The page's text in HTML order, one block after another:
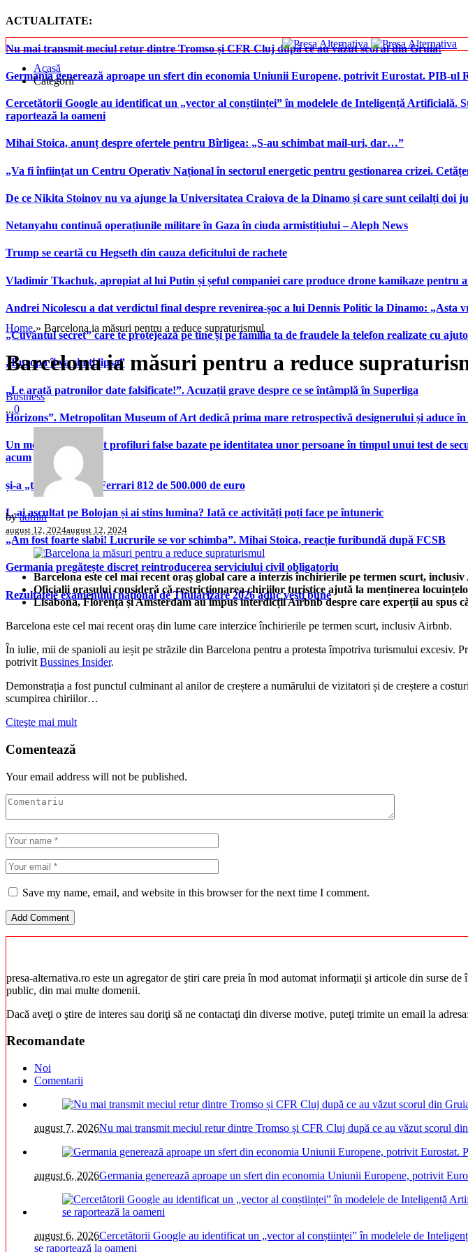
ACTUALITATE:
Nu mai transmit meciul retur dintre Tromso și CFR Cluj după ce au văzut scorul din Gruia!
Germania generează aproape un sfert din economia Uniunii Europene, potrivit Eurostat. PIB-ul
Cercetătorii Google au identificat un „vector al conștiinței” în modelele de Inteligență
raportează la oameni
Mihai Stoica, anunț despre ofertele pentru Bîrligea: „S-au schimbat mail-uri, dar…”
„Va fi înființat un Centru Operativ Național în sectorul energetic pentru gestionarea crizei.
De ce Nikita Stoinov nu va ajunge la Universitatea Craiova de la Dinamo și care sunt ceilalți doi
Netanyahu continuă operațiunile militare în Gaza în ciuda armistițiului – Aleph News
Trump se ceartă cu Hegseth din cauza deficitului de rachete
Vladimir Tkachuk, apropiat al lui Putin și șeful companiei care produce drone kamikaze pentru
Andrei Nicolescu a dat verdictul final despre revenirea-șoc a lui Dennis Politic la Dinamo: „Asta
„Cuvântul secret” care te protejează pe tine și pe familia ta de fraudele la telefon realizate cu
„Europa îi va simți lipsa”
„Le arată patronilor date falsificate!”. Acuzații grave despre ce se întâmplă în Superliga
Horizons”. Metropolitan Museum of Art dedică prima mare retrospectivă designerului și aduce
Un model A.I. a creat profiluri false bazate pe identitatea unor persoane în timpul unui test de
acum
și-a „tunat” bolidul Ferrari 812 de 500.000 de euro
L-ai ascultat pe Bolojan și ai stins lumina? Iată ce activități poți face pe întuneric
„Am fost foarte slabi! Lucrurile se vor schimba”. Mihai Stoica, reacție furibundă după FCSB
Germania pregătește discret reintroducerea serviciului civil obligatoriu
Rezultatele examenului național de Titularizare 2026 aduc vești bune
Acasă
Categorii
Home» Barcelona ia măsuri pentru a reduce supraturismul
Barcelona ia măsuri pentru a reduce
Business
...0
byadmin
august 12, 2024august 12, 2024
Barcelona este cel mai recent oraș global care a interzis închirierile pe termen scurt,
Oficialii orașului consideră că restricționarea chiriilor turistice ajută la menținerea
Lisabona, Florența și Amsterdam au impus interdicții Airbnb despre care experții au spus
Barcelona este cel mai recent oraș din lume care interzice închirierile pe termen scurt, inclusiv Airbnb.
În iulie, mii de spanioli au ieșit pe străzile din Barcelona pentru a protesta împotriva turismului excesiv.
potrivit Bussines Insider.
Demonstrația a fost punctul culminant al anilor de creștere a numărului de vizitatori și de creștere a
scumpirea chiriilor…
Citeşte mai mult
Comentează
Your email address will not be published.
Save my name, email, and website in this browser for the next time I comment.
presa-alternativa.ro este un agregator de ştiri care preia în mod automat informaţii şi articole din surse
public, din mai multe domenii.
Dacă aveţi o ştire de interes sau doriţi să ne contactaţi din diverse motive, puteţi trimite un email la
Recomandate
Noi
Comentarii
august 7, 2026Nu mai transmit meciul retur dintre Tromso și CFR Cluj după ce au văzut scorul
august 6, 2026Germania generează aproape un sfert din economia Uniunii Europene, potrivit
august 6, 2026Cercetătorii Google au identificat un „vector al conștiinței” în modelele de
se raportează la oameni